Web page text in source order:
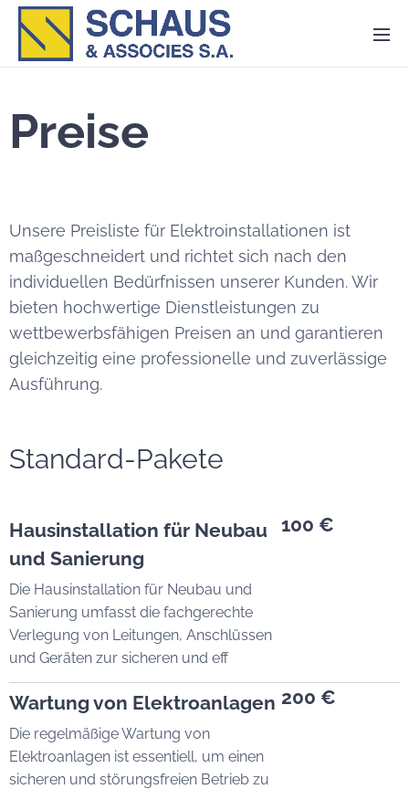
Preise
Unsere Preisliste für Elektroinstallationen ist
maßgeschneidert und richtet sich nach den
individuellen Bedürfnissen unserer Kunden. Wir
bieten hochwertige Dienstleistungen zu
wettbewerbsfähigen Preisen an und garantieren
gleichzeitig eine professionelle und zuverlässige
Ausführung.
Standard-Pakete
Hausinstallation für Neubau
und Sanierung
Die Hausinstallation für Neubau und
Sanierung umfasst die fachgerechte
Verlegung von Leitungen, Anschlüssen
und Geräten zur sicheren und eff
100 €
Wartung von Elektroanlagen
Die regelmäßige Wartung von
Elektroanlagen ist essentiell, um einen
sicheren und störungsfreien Betrieb zu
200 €